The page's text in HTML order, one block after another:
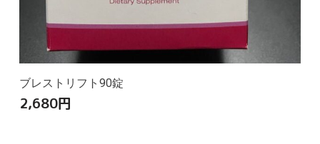
ブレストリフト90錠
2,680円